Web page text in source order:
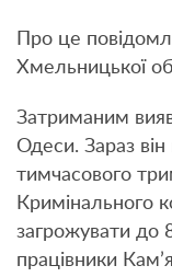
Про це
Хмельницької
Затриманим
Одеси. Зараз він
тимчасового
Кримінального
загрожувати до
працівники